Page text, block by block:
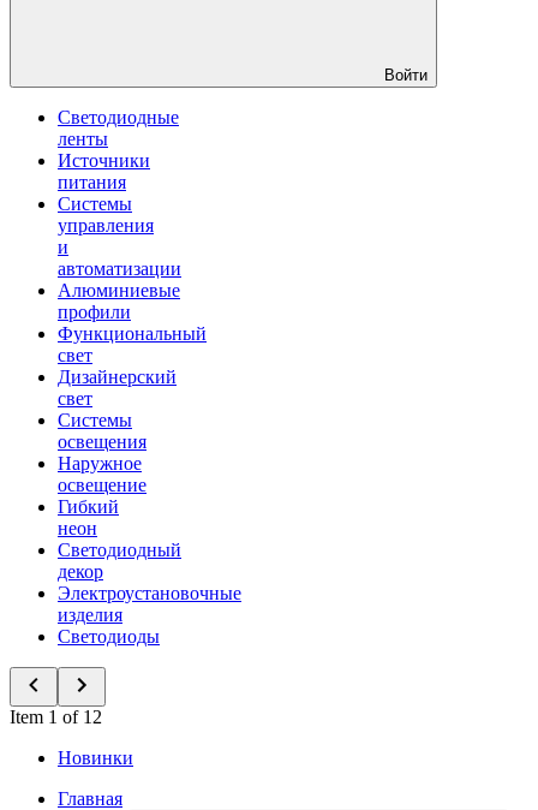
Войти
Светодиодные
ленты
Источники
питания
Системы
управления
и
автоматизации
Алюминиевые
профили
Функциональный
свет
Дизайнерский
свет
Системы
освещения
Наружное
освещение
Гибкий
неон
Светодиодный
декор
Электроустановочные
изделия
Светодиоды
Item 1 of 12
Новинки
Главная